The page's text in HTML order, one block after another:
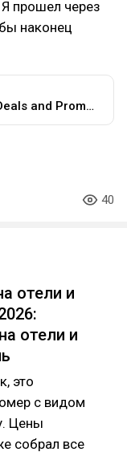
прошел через
наконец
Trip.com Official Site‎‎ | Travel Deals and Promotions
40
отели и
отели и
это
с видом
Цены
собрал все